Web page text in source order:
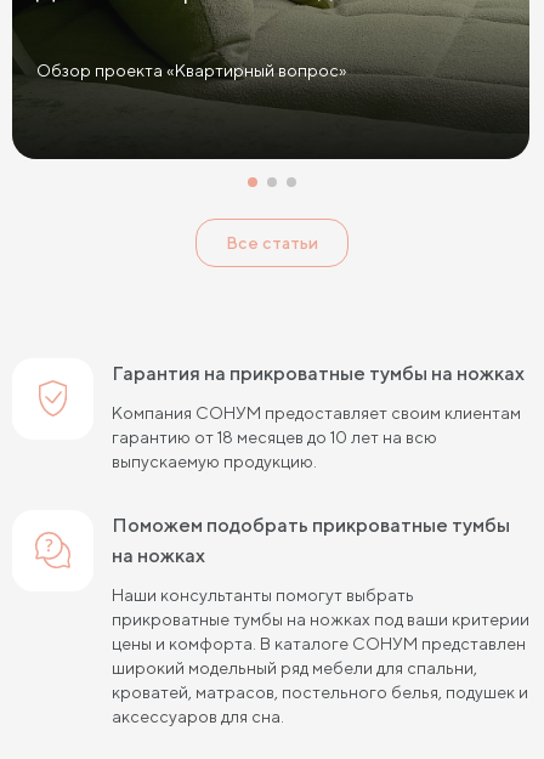
Прикроватные тумбы графит
Желтые прикроватные тумбы
Красные прикроватные тумбы
Тумбы Кашемир Тумбы Лофт
Тумбы с 1 ящиком
Обзор проекта «Квартирный вопрос»
Все статьи
Гарантия на прикроватные тумбы на ножках
Компания СОНУМ предоставляет своим клиентам
гарантию от 18 месяцев до 10 лет на всю
выпускаемую продукцию.
Поможем подобрать прикроватные тумбы
на ножках
Наши консультанты помогут выбрать
прикроватные тумбы на ножках под ваши критерии
цены и комфорта. В каталоге СОНУМ представлен
широкий модельный ряд мебели для спальни,
кроватей, матрасов, постельного белья, подушек и
аксессуаров для сна.